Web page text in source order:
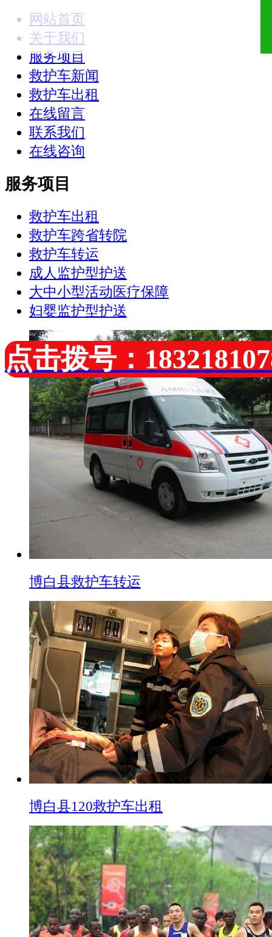
18321810781
点击拨号：
网站首页
关于我们
服务项目
救护车新闻
救护车出租
在线留言
联系我们
在线咨询
服务项目
救护车出租
救护车跨省转院
救护车转运
成人监护型护送
大中小型活动医疗保障
妇婴监护型护送
博白县救护车转运
博白县120救护车出租
点击拨号：